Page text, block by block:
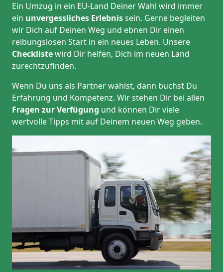
Ein Umzug in ein EU-Land Deiner Wahl wird immer
ein unvergessliches Erlebnissein. Gerne begleiten
wir Dich auf Deinen Weg und ebnen Dir einen
reibungslosen Start in ein neues Leben. Unsere
Checklistewird Dir helfen, Dich im neuen Land
zurechtzufinden.
Wenn Du uns als Partner wählst, dann buchst Du
Erfahrung und Kompetenz. Wir stehen Dir bei allen
Fragen zur Verfügung und können Dir viele
wertvolle Tipps mit auf Deinem neuen Weg geben.